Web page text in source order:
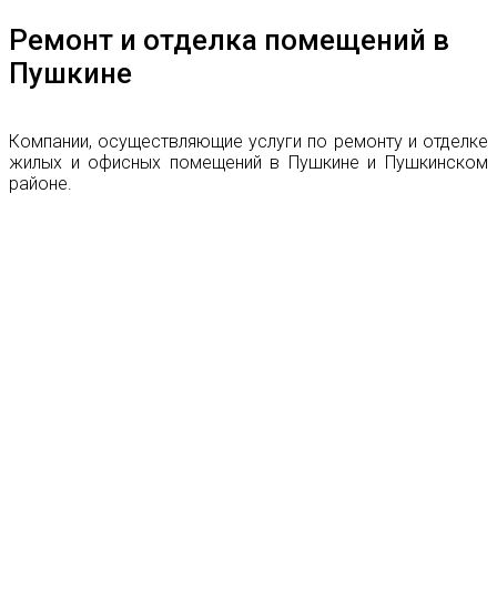
Ремонт и отделка помещений в
Пушкине
Компании, осуществляющие услуги по ремонту и отделке
жилых и офисных помещений в Пушкине и Пушкинском
районе.